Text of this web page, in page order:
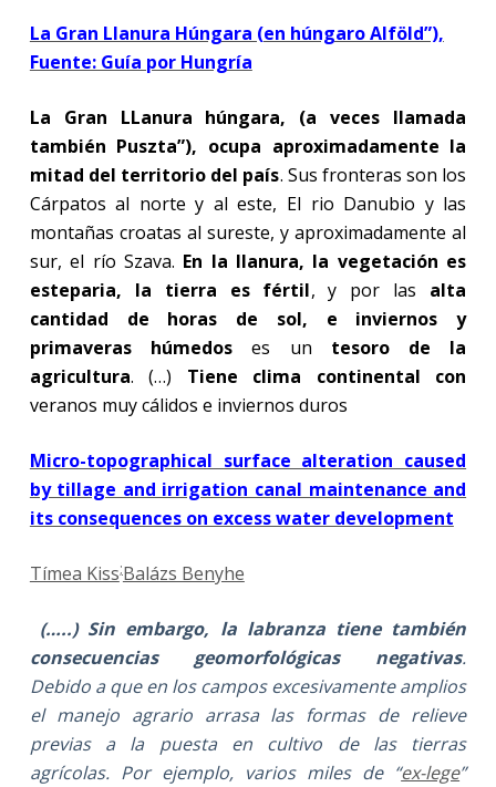
La Gran Llanura Húngara (en húngaro Alföld”),
Fuente: Guía por Hungría
La Gran LLanura húngara, (a veces llamada
también Puszta”), ocupa aproximadamente la
mitad del territorio del país. Sus fronteras son los
Cárpatos al norte y al este, El rio Danubio y las
montañas croatas al sureste, y aproximadamente al
sur, el río Szava. En la llanura, la vegetación es
esteparia, la tierra es fértil, y por las alta
cantidad de horas de sol, e
inviernos y
primaveras húmedos es un tesoro de la
agricultura. (…) Tiene clima continental con
veranos muy cálidos e inviernos duros
Micro-topographical surface alteration caused
by tillage and irrigation canal maintenance and
its consequences on excess water development
Tímea Kiss;Balázs Benyhe
(…..) Sin embargo, la labranza tiene también
consecuencias geomorfológicas negativas.
Debido a que en los campos excesivamente amplios
el manejo agrario arrasa las formas de relieve
previas a la puesta en cultivo de las tierras
agrícolas. Por ejemplo, varios miles de “ex-lege”